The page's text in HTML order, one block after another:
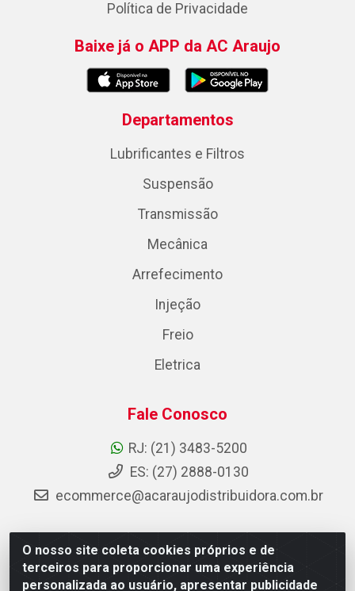
O nosso site coleta cookies próprios e de
terceiros para proporcionar uma experiência
personalizada ao usuário, apresentar publicidade
Política de Privacidade
Baixe já o APP da AC Araujo
Departamentos
Lubrificantes e Filtros
Suspensão
Transmissão
Mecânica
Arrefecimento
Injeção
Freio
Eletrica
Fale Conosco
RJ: (21) 3483-5200
ES: (27) 2888-0130
ecommerce@acaraujodistribuidora.com.br
AC Araujo Distribuidora - Rua Carneiro de Campos, 42 -
São Cristóvão, Rio de Janeiro/RJ - CEP 20.920-410 -